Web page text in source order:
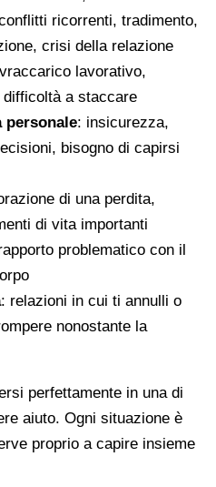
ricorrenti, tradimento,
crisi della relazione
lavorativo,
a staccare
personale: insicurezza,
bisogno di capirsi
di una perdita,
di vita importanti
problematico con il
: relazioni in cui ti annulli o
nonostante la
perfettamente in una di
aiuto. Ogni situazione è
proprio a capire insieme